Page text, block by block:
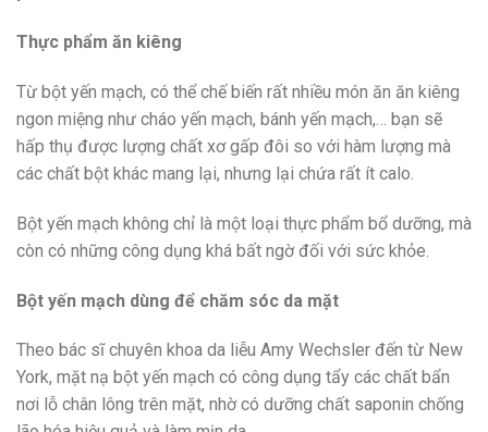
Thực phẩm ăn kiêng
Từ bột yến mạch, có thể chế biến rất nhiều món ăn ăn kiêng
ngon miệng như cháo yến mạch, bánh yến mạch,… bạn sẽ
hấp thụ được lượng chất xơ gấp đôi so với hàm lượng mà
các chất bột khác mang lại, nhưng lại chứa rất ít calo.
Bột yến mạch không chỉ là một loại thực phẩm bổ dưỡng, mà
còn có những công dụng khá bất ngờ đối với sức khỏe.
Bột yến mạch dùng để chăm sóc da mặt
Theo bác sĩ chuyên khoa da liễu Amy Wechsler đến từ New
York, mặt nạ bột yến mạch có công dụng tẩy các chất bẩn
nơi lỗ chân lông trên mặt, nhờ có dưỡng chất saponin chống